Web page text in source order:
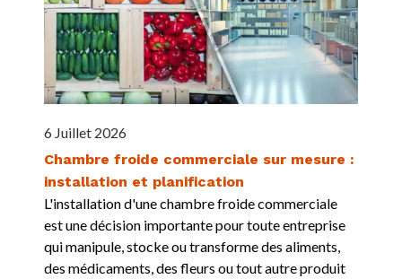
6 Juillet 2026
Chambre froide commerciale sur mesure :
installation et planification
L'installation d'une chambre froide commerciale
est une décision importante pour toute entreprise
qui manipule, stocke ou transforme des aliments,
des médicaments, des fleurs ou tout autre produit